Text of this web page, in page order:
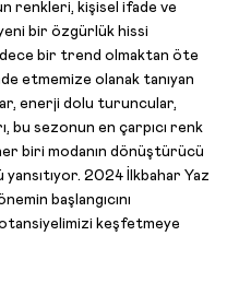
renkleri, kişisel ifade ve
yeni bir özgürlük hissi
bir trend olmaktan öte
etmemize olanak tanıyan
enerji dolu turuncular,
bu sezonun en çarpıcı renk
biri modanın dönüştürücü
2024 İlkbahar Yaz
başlangıcını
keşfetmeye